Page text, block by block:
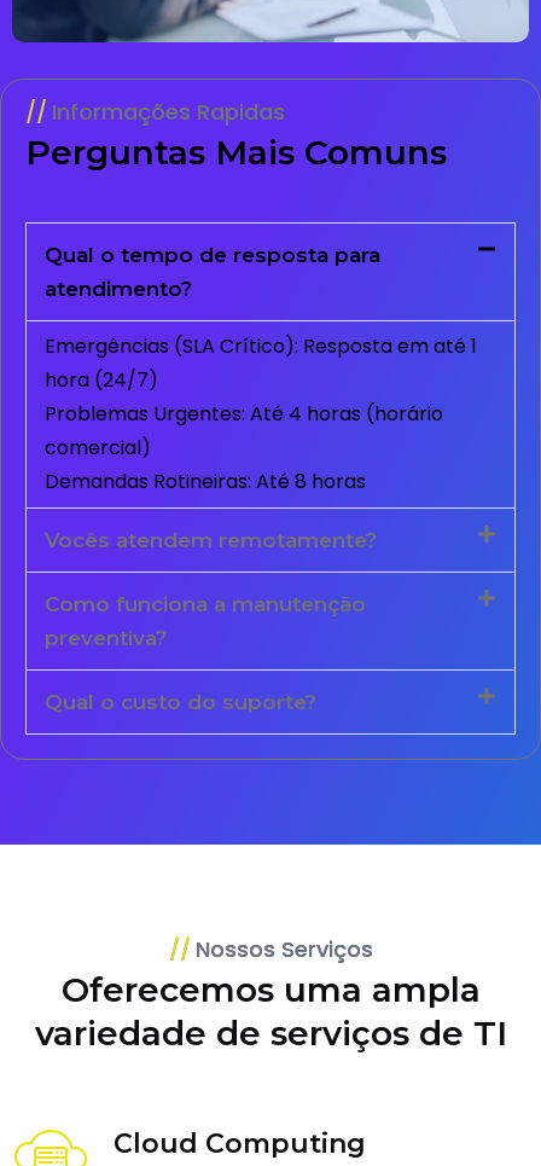
Informações Rapidas
Perguntas Mais Comuns
Qual o tempo de resposta para
atendimento?
Emergências (SLA Crítico): Resposta em até 1
hora (24/7)
Problemas Urgentes: Até 4 horas (horário
comercial)
Demandas Rotineiras: Até 8 horas
Vocês atendem remotamente?
Como funciona a manutenção
preventiva?
Qual o custo do suporte?
Nossos Serviços
Oferecemos uma ampla
variedade de serviços de TI
Cloud Computing